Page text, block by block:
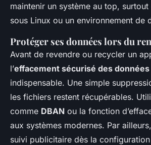
maintenir un système au top,
sous Linux ou un environnement de
Protéger ses données lors du
Avant de revendre ou recycler un
l’effacement sécurisé des données
indispensable. Une simple
les fichiers restent récupérables.
comme DBAN ou la fonction
aux systèmes modernes. Par
suivi publicitaire dès la configuration